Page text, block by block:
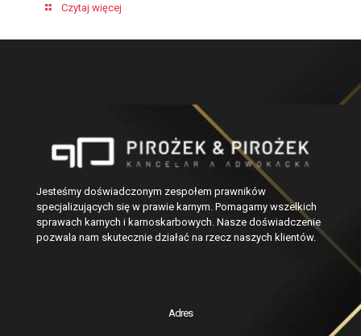
Czytaj więcej
Jesteśmy doświadczonym zespołem prawników
specjalizujących się w prawie karnym. Pomagamy wszelkich
sprawach karnych i karnoskarbowych. Nasze doświadczenie
pozwala nam skutecznie działać na rzecz naszych klientów.
Adres